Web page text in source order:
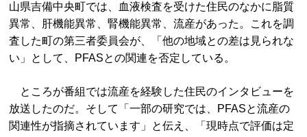
山県吉備中央町では、血液検査を受けた住民のなかに脂質
異常、肝機能異常、腎機能異常、流産があった。これを調
査した町の第三者委員会が、「他の地域との差は見られな
い」として、PFASとの関連を否定している。
ところが番組では流産を経験した住民のインタビューを
放送したのだ。そして「一部の研究では、PFASと流産の
関連性が指摘されています」と伝え、「現時点で評価は定